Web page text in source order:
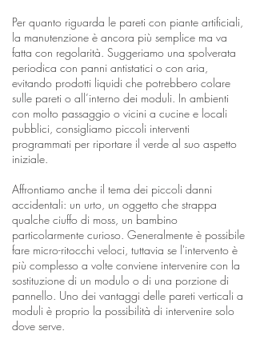
Per quanto riguarda le pareti con piante artificiali,
la manutenzione è ancora più semplice ma va
fatta con regolarità. Suggeriamo una spolverata
periodica con panni antistatici o con aria,
evitando prodotti liquidi che potrebbero colare
sulle pareti o all’interno dei moduli. In ambienti
con molto passaggio o vicini a cucine e locali
pubblici, consigliamo piccoli interventi
programmati per riportare il verde al suo aspetto
iniziale.
Affrontiamo anche il tema dei piccoli danni
accidentali: un urto, un oggetto che strappa
qualche ciuffo di moss, un bambino
particolarmente curioso. Generalmente è possibile
fare micro-ritocchi veloci, tuttavia se l'intervento è
più complesso a volte conviene intervenire con la
sostituzione di un modulo o di una porzione di
pannello. Uno dei vantaggi delle pareti verticali a
moduli è proprio la possibilità di intervenire solo
dove serve.